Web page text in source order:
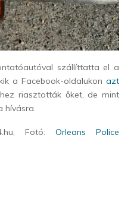
szállíttatta el a
a Facebook-oldalukon azt
riasztották őket, de mint
hívásra.
Fotó: Orleans Police